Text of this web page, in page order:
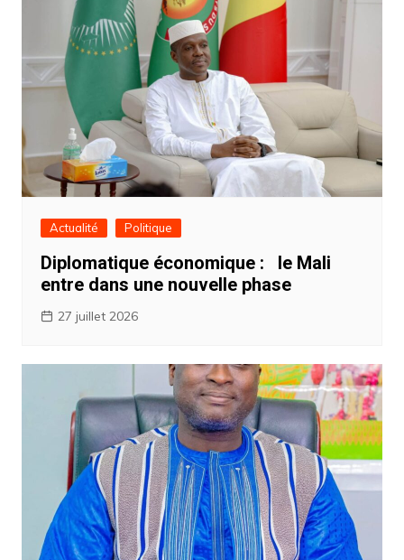
Actualité Politique
Diplomatique économique : ‎ ‎le Mali
entre dans une nouvelle phase
27 juillet 2026